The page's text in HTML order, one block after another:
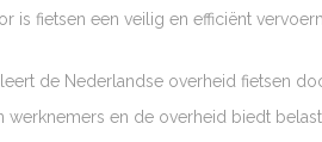
is fietsen een veilig en efficiënt
de Nederlandse overheid fietsen
werknemers en de overheid biedt